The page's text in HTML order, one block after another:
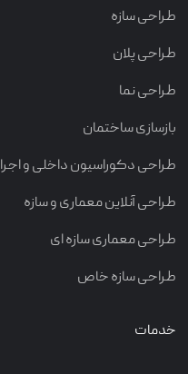
طراحی سازه
طراحی پلان
طراحی نما
بازسازی ساختمان
طراحی دکوراسیون داخلی و اجرا
طراحی آنلاین معماری و سازه
طراحی معماری سازه ای
طراحی سازه خاص
خدمات